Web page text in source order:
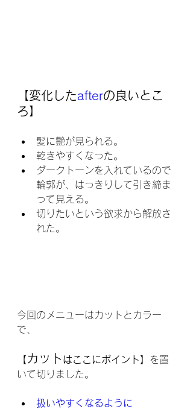
【変化したafterの良いとこ
ろ】
髪に艶が見られる。
乾きやすくなった。
ダークトーンを入れているので
輪郭が、はっきりして引き締ま
って見える。
切りたいという欲求から解放さ
れた。
今回のメニューはカットとカラー
で、
【 カット はここにポイント】 を置
いて切りました。
扱いやすくなるように